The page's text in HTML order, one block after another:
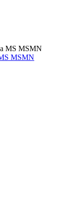
MSMN